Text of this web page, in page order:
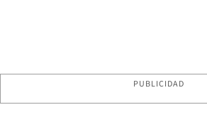
PUBLICIDAD